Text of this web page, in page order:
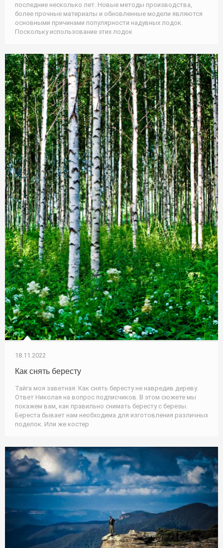
последние несколько лет. Новые методы производства,
более прочные материалы и обновленные модели являются
основными причинами популярности надувных лодок.
Поскольку использование этих лодок
18.11.2022
Как снять бересту
Тайга моя заветная: Как снять бересту не навредив дереву.
Ответ Николая на вопрос подписчиков. В этом сюжете мы
покажем вам, как правильно снимать бересту с березы.
Береста бывает нам необходима для изготовления различных
поделок. Или же костер